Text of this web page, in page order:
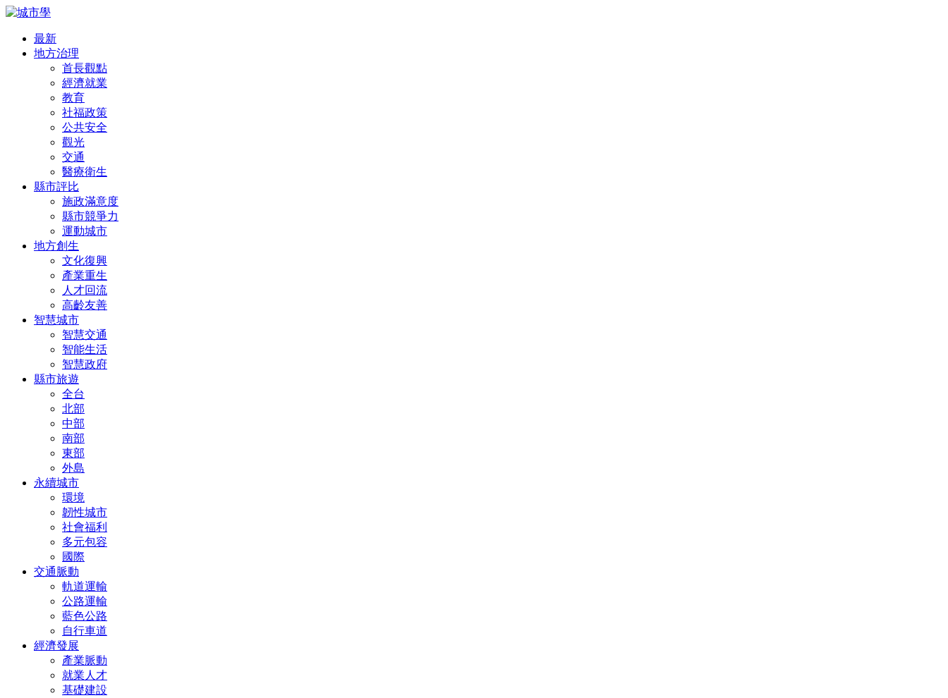
最新
地方治理
首長觀點
經濟就業
教育
社福政策
公共安全
觀光
交通
醫療衛生
縣市評比
施政滿意度
縣市競爭力
運動城市
地方創生
文化復興
產業重生
人才回流
高齡友善
智慧城市
智慧交通
智能生活
智慧政府
縣市旅遊
全台
北部
中部
南部
東部
外島
永續城市
環境
韌性城市
社會福利
多元包容
國際
交通脈動
軌道運輸
公路運輸
藍色公路
自行車道
經濟發展
產業脈動
就業人才
基礎建設